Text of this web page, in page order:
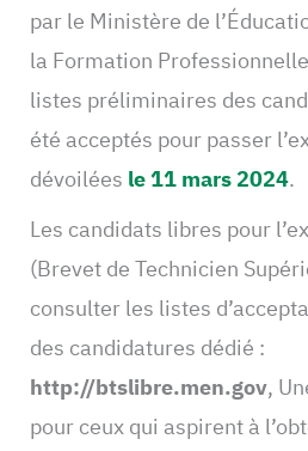
par le Ministère de
la Formation
listes préliminaires des
été acceptés pour passer
dévoilées le 11 mars 2024.
Les candidats libres pour
(Brevet de Technicien
consulter les listes
des candidatures dédié :
http://btslibre.men.gov,
pour ceux qui aspirent à